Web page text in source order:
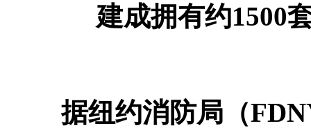
建成拥有约1500
据纽约消防局（